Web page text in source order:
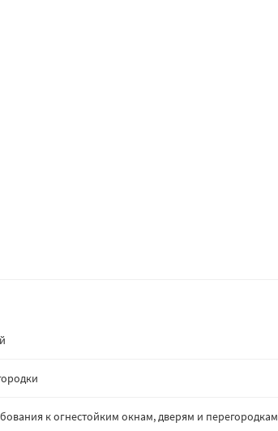
к огнестойким окнам, дверям и перегородкам